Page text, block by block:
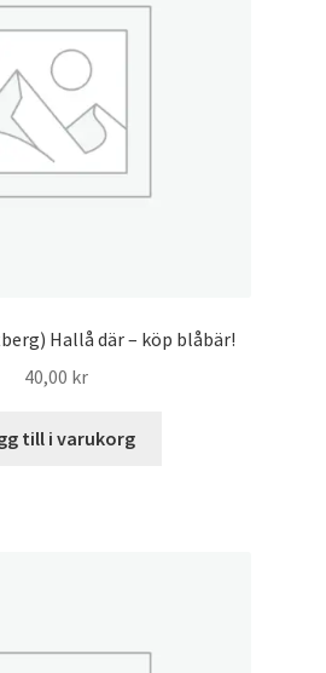
Hallå där – köp blåbär!
40,00 kr
till i varukorg